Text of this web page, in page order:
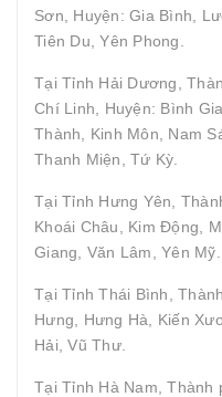
Sơn, Huyện: Gia Bình,
Tiên Du, Yên Phong.
Tại Tỉnh Hải Dương,
Chí Linh, Huyện: Bình
Thành, Kinh Môn, Nam
Thanh Miện, Tứ Kỳ.
Tại Tỉnh Hưng Yên,
Khoái Châu, Kim Động,
Giang, Văn Lâm, Yên Mỹ.
Tại Tỉnh Thái Bình,
Hưng, Hưng Hà, Kiến
Hải, Vũ Thư.
Tại Tỉnh Hà Nam, Thành